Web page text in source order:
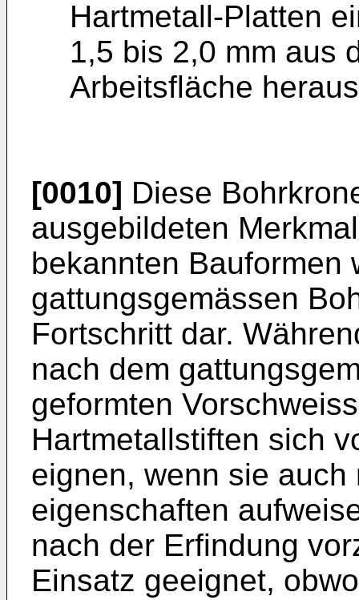
Hartmetall-Platten
1,5 bis 2,0 mm aus
Arbeitsfläche
[0010] Diese
ausgebildeten
bekannten Bauformen
gattungsgemässen
Fortschritt dar.
nach dem
geformten
Hartmetallstiften sich
eignen, wenn sie
eigenschaften
nach der Erfindung
Einsatz geeignet,